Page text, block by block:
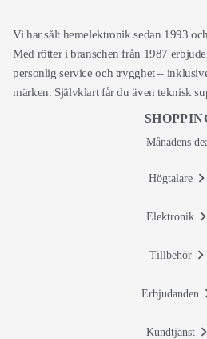
Vi har sålt hemelektronik sedan 1993
Med rötter i branschen från 1987
personlig service och trygghet –
märken. Självklart får du även teknisk
Månadens
Högtalare
Elektronik
Tillbehör
Erbjudanden
Kundtjänst